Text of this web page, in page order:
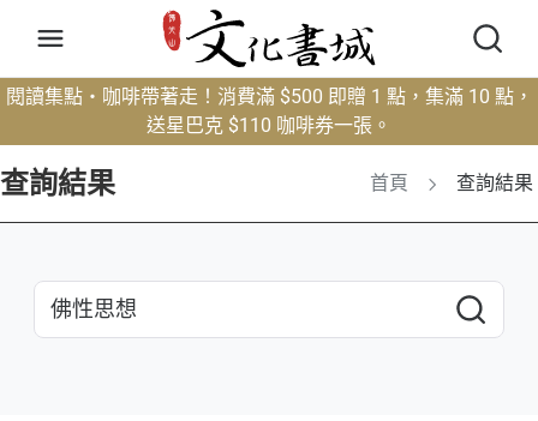
閱讀集點・咖啡帶著走！消費滿 $500 即贈 1 點，集滿 10 點，
送星巴克 $110 咖啡券一張。
查詢結果 首頁 查詢結果